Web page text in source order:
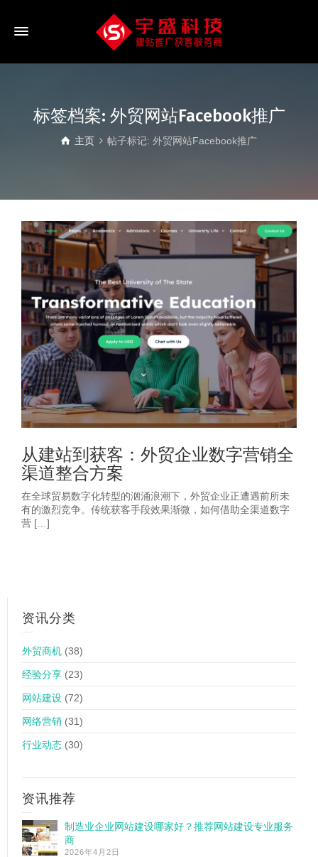
标签档案: 外贸网站Facebook推广
主页 帖子标记: 外贸网站Facebook推广
从建站到获客：外贸企业数字营销全
渠道整合方案
在全球贸易数字化转型的汹涌浪潮下，外贸企业正遭遇前所未
有的激烈竞争。传统获客手段效果渐微，如何借助全渠道数字
营 […]
资讯分类
外贸商机 (38)
经验分享 (23)
网站建设 (72)
网络营销 (31)
行业动态 (30)
资讯推荐
制造业企业网站建设哪家好？推荐网站建设专业服务
商
2026年4月2日